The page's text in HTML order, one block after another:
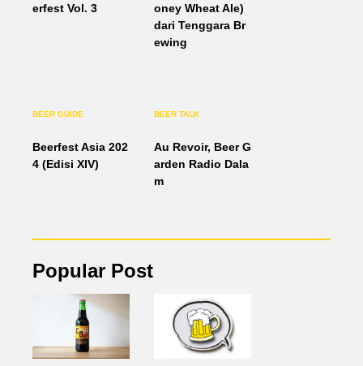
erfest Vol. 3
oney Wheat Ale)
dari Tenggara Br
ewing
BEER GUIDE
Beerfest Asia 202
4 (Edisi XIV)
BEER TALK
Au Revoir, Beer G
arden Radio Dala
m
Popular Post